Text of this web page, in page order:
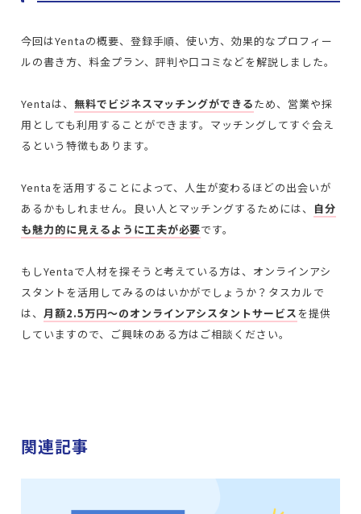
今回はYentaの概要、登録手順、使い方、効果的なプロフィー
ルの書き方、料金プラン、評判や口コミなどを解説しました。
Yentaは、 無料でビジネスマッチングができるため、営業や採
用としても利用することができます。マッチングしてすぐ会え
るという特徴もあります。
Yentaを活用することによって、人生が変わるほどの出会いが
あるかもしれません。良い人とマッチングするためには、
自分
も魅力的に見えるように工夫が必要です。
もしYentaで人材を探そうと考えている方は、オンラインアシ
スタントを活用してみるのはいかがでしょうか？タスカルで
は、 月額2.5万円〜のオンラインアシスタントサービス を提供
していますので、ご興味のある方はご相談ください。
関連記事